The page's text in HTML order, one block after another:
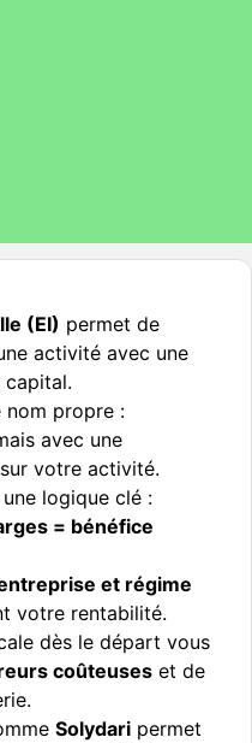
(EI) permet de
activité avec une
capital.
nom propre :
avec une
votre activité.
logique clé :
= bénéfice
et régime
votre rentabilité.
dès le départ vous
coûteuseset de
Solydaripermet